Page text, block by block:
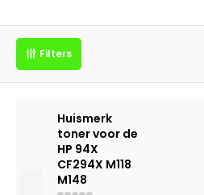
Filters
Huismerk
toner voor de
HP 94X
CF294X M118
M148